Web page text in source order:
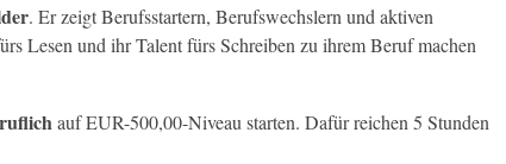
. Er zeigt Berufsstartern, Berufswechslern und aktiven
Lesen und ihr Talent fürs Schreiben zu ihrem Beruf machen
auf EUR-500,00-Niveau starten. Dafür reichen 5 Stunden